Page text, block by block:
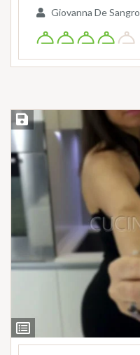
Giovanna De Sangro
Ingredienti
Salva ricetta